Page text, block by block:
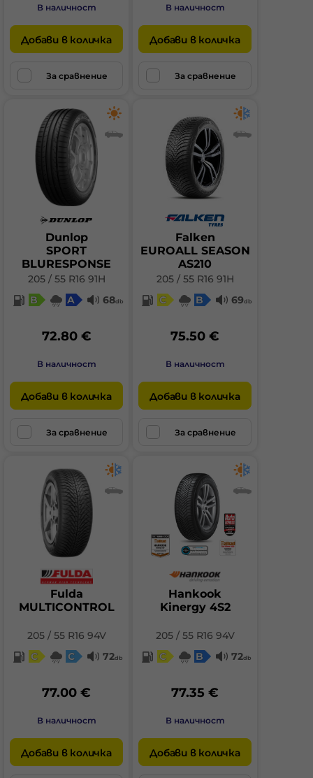
В наличност
Добави в количка
За сравнение
В наличност
Добави в количка
За сравнение
Dunlop
SPORT
BLURESPONSE
205 / 55 R16 91H
B
A 68db
72.80 €
В наличност
Добави в количка
За сравнение
Falken
EUROALL SEASON
AS210
205 / 55 R16 91H
C
B 69db
75.50 €
В наличност
Добави в количка
За сравнение
Fulda
MULTICONTROL
205 / 55 R16 94V
C
C 72db
77.00 €
В наличност
Добави в количка
Hankook
Kinergy 4S2
205 / 55 R16 94V
C
B 72db
77.35 €
В наличност
Добави в количка